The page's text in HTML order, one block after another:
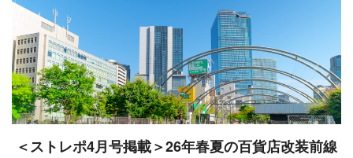
＜ストレポ4月号掲載＞26年春夏の百貨店改装前線